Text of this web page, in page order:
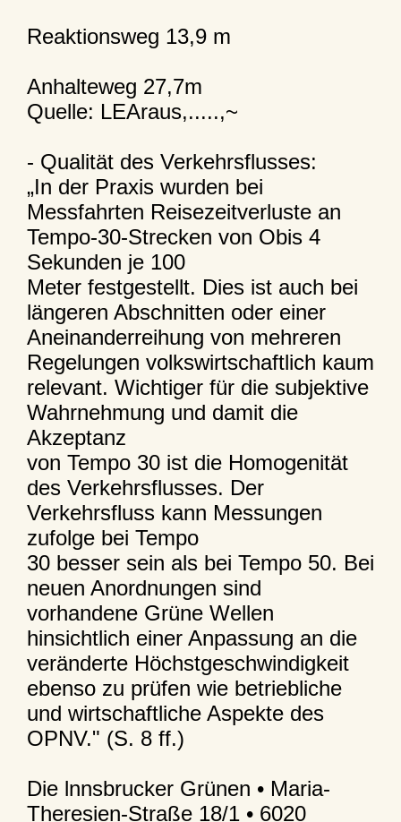
Reaktionsweg 13,9 m
Anhalteweg 27,7m
Quelle: LEAraus,.....,~
- Qualität des Verkehrsflusses:
„In der Praxis wurden bei
Messfahrten Reisezeitverluste an
Tempo-30-Strecken von Obis 4
Sekunden je 100
Meter festgestellt. Dies ist auch bei
längeren Abschnitten oder einer
Aneinanderreihung von mehreren
Regelungen volkswirtschaftlich kaum
relevant. Wichtiger für die subjektive
Wahrnehmung und damit die
Akzeptanz
von Tempo 30 ist die Homogenität
des Verkehrsflusses. Der
Verkehrsfluss kann Messungen
zufolge bei Tempo
30 besser sein als bei Tempo 50. Bei
neuen Anordnungen sind
vorhandene Grüne Wellen
hinsichtlich einer Anpassung an die
veränderte Höchstgeschwindigkeit
ebenso zu prüfen wie betriebliche
und wirtschaftliche Aspekte des
OPNV." (S. 8 ff.)
Die lnnsbrucker Grünen • Maria-
Theresien-Straße 18/1 • 6020